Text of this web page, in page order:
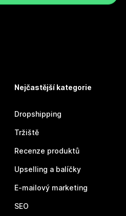
Nejčastější kategorie
Dropshipping
Tržiště
Recenze produktů
Upselling a balíčky
E-mailový marketing
SEO